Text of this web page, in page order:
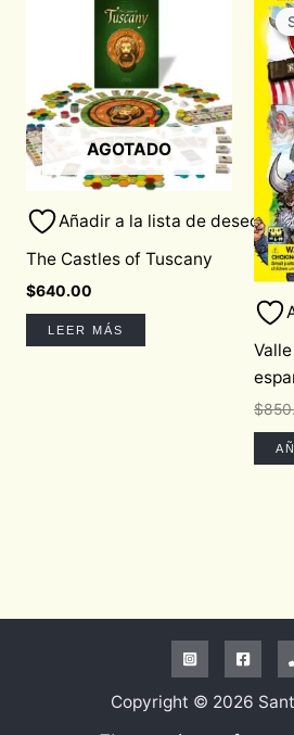
AGOTADO
Añadir a la lista de deseos
The Castles of Tuscany
$640.00
LEER MÁS
$
Copyright © 2026